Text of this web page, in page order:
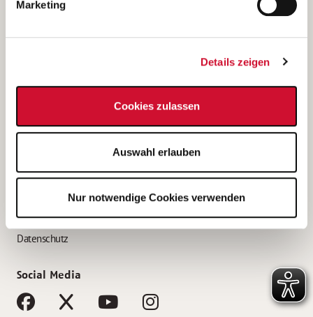
Marketing
Details zeigen
Cookies zulassen
Auswahl erlauben
Nur notwendige Cookies verwenden
Bewerbung als Altenpflegehelfer*in
Bewerbung als Erzieher*in
AWO Gliederungen nach Bundesland
Impressum
Datenschutz
Social Media